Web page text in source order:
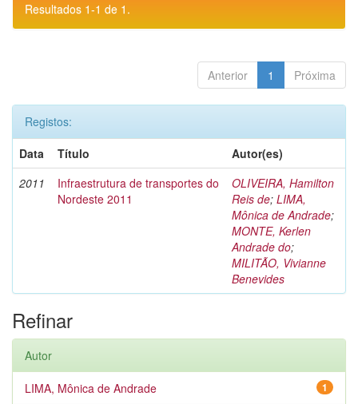
Resultados 1-1 de 1.
Anterior 1 Próxima
Registos:
Data
Título
Autor(es)
2011
Infraestrutura de transportes do
Nordeste 2011
OLIVEIRA, Hamilton
Reis de; LIMA,
Mônica de Andrade;
MONTE, Kerlen
Andrade do;
MILITÃO, Vivianne
Benevides
Refinar
Autor
1
LIMA, Mônica de Andrade